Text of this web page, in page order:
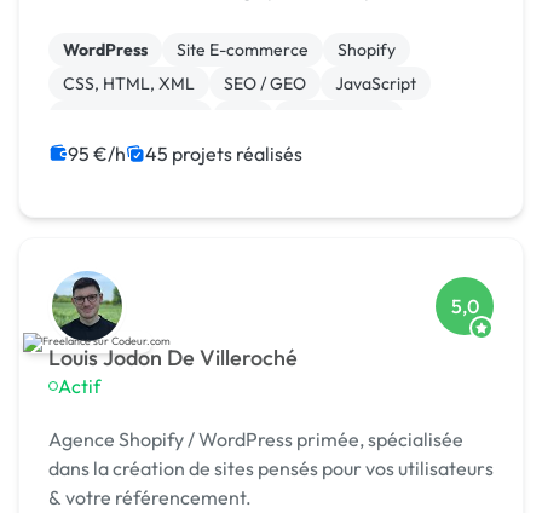
WordPress Site E-commerce
Shopify
CSS, HTML, XML
SEO / GEO
JavaScript
95 €/h 45 projets réalisés
Louis Jodon De Villeroché
Actif
5,0
Agence Shopify / WordPress primée, spécialisée
dans la création de sites pensés pour vos utilisateurs
& votre référencement.